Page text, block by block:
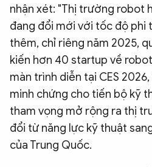
nhận xét: "Thị trường robot
đang đổi mới với tốc độ phi
thêm, chỉ riêng năm 2025,
kiến hơn 40 startup về
màn trình diễn tại CES
minh chứng cho tiến bộ kỹ
tham vọng mở rộng ra thị
đổi từ năng lực kỹ thuật
của Trung Quốc.